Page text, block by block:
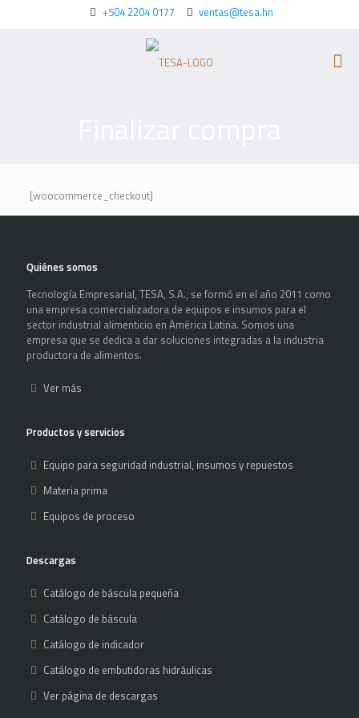
+504 2204 0177 ventas@tesa.hn
[woocommerce_checkout]
Quiénes somos
Tecnología Empresarial, TESA, S.A., se formó en el año 2011 como
una empresa comercializadora de equipos e insumos para el
sector industrial alimenticio en América Latina. Somos una
empresa que se dedica a dar soluciones integradas a la industria
productora de alimentos.
Ver más
Productos y servicios
Equipo para seguridad industrial, insumos y repuestos
Materia prima
Equipos de proceso
Descargas
Catálogo de báscula pequeña
Catálogo de báscula
Catálogo de indicador
Catálogo de embutidoras hidráulicas
Ver página de descargas